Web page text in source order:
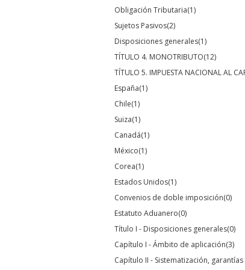
Obligación Tributaria(1)
Sujetos Pasivos(2)
Disposiciones generales(1)
TÍTULO 4. MONOTRIBUTO(12)
TÍTULO 5. IMPUESTA NACIONAL AL
España(1)
Chile(1)
Suiza(1)
Canadá(1)
México(1)
Corea(1)
Estados Unidos(1)
Convenios de doble imposición(0)
Estatuto Aduanero(0)
Título I - Disposiciones generales(0)
Capítulo I - Ámbito de aplicación(3)
Capítulo II - Sistematización,